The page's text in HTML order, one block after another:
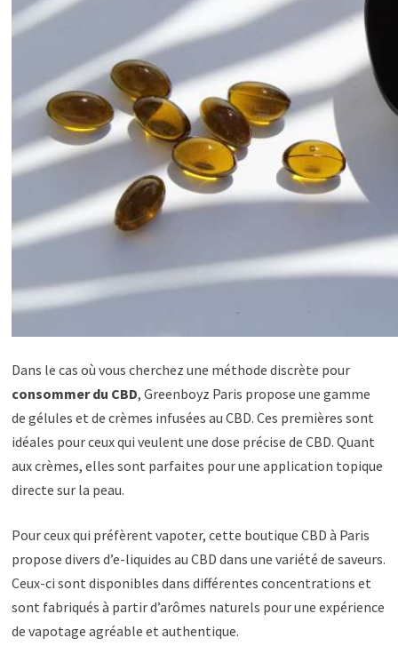
Dans le cas où vous cherchez une méthode discrète pour
consommer du CBD, Greenboyz Paris propose une gamme
de gélules et de crèmes infusées au CBD. Ces premières sont
idéales pour ceux qui veulent une dose précise de CBD. Quant
aux crèmes, elles sont parfaites pour une application topique
directe sur la peau.
Pour ceux qui préfèrent vapoter, cette boutique CBD à Paris
propose divers d’e-liquides au CBD dans une variété de saveurs.
Ceux-ci sont disponibles dans différentes concentrations et
sont fabriqués à partir d’arômes naturels pour une expérience
de vapotage agréable et authentique.